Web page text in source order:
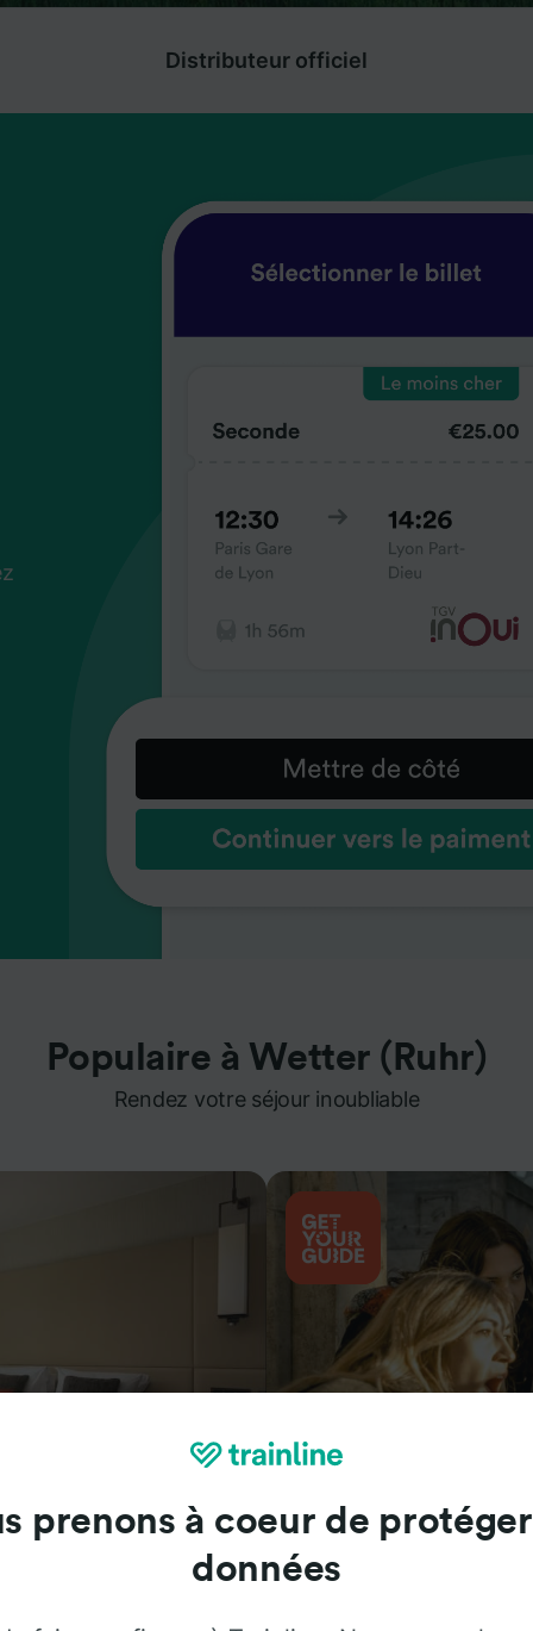
Distributeur officiel
Populaire à Wetter (Ruhr)
Rendez votre séjour inoubliable
Attractions
prenons à coeur de
données